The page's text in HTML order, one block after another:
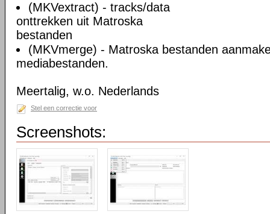
(MKVextract) - tracks/data
onttrekken uit Matroska
bestanden
(MKVmerge) - Matroska bestanden
mediabestanden.
Meertalig, w.o. Nederlands
Stel een correctie voor
Screenshots: